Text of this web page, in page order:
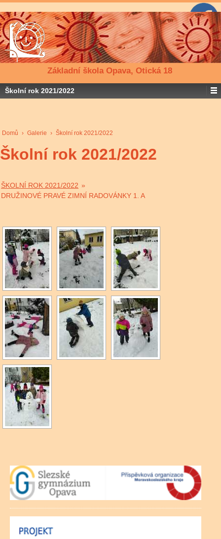
Základní škola Opava, Otická 18
Školní rok 2021/2022
Domů › Galerie › Školní rok 2021/2022
Školní rok 2021/2022
ŠKOLNÍ ROK 2021/2022 »
DRUŽINOVÉ PRAVÉ ZIMNÍ RADOVÁNKY 1. A